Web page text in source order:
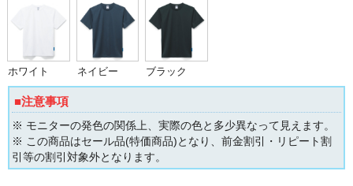
ホワイト ネイビー ブラック
■注意事項
※ モニターの発色の関係上、実際の色と多少異なって見えます。
※ この商品はセール品(特価商品)となり、前金割引・リピート割
引等の割引対象外となります。